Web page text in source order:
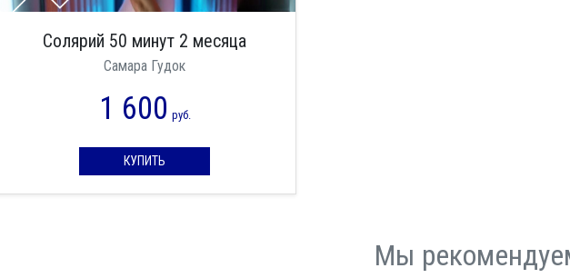
Солярий 50 минут 2 месяца
Самара Гудок
1 600 руб.
КУПИТЬ
Мы